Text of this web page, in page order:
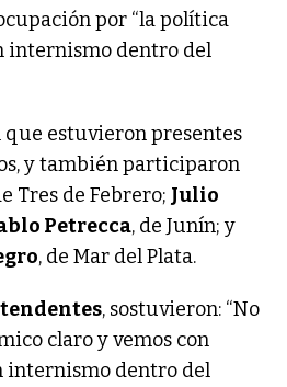
por “la política
internismo dentro del
que estuvieron presentes
y también participaron
Tres de Febrero; Julio
Petrecca, de Junín; y
, de Mar del Plata.
, sostuvieron: “No
claro y vemos con
internismo dentro del